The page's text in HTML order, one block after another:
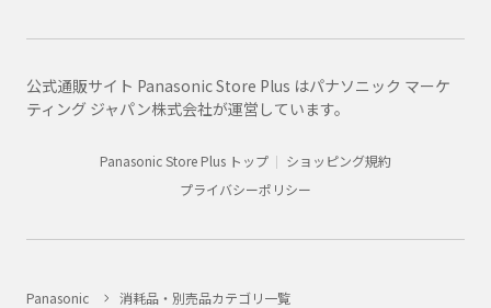
公式通販サイト Panasonic Store Plus はパナソニック マーケ
ティング ジャパン株式会社が運営しています。
Panasonic Store Plus トップ
ショッピング規約
プライバシーポリシー
Panasonic
消耗品・別売品カテゴリ一覧